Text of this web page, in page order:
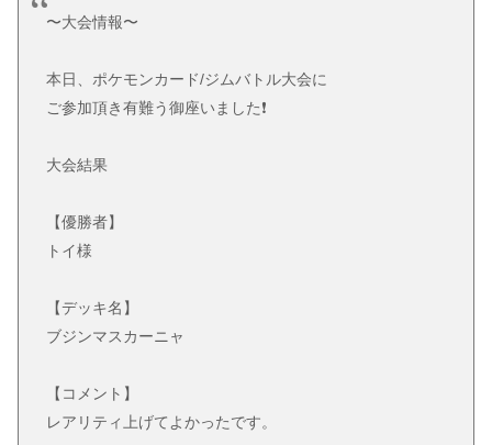
〜大会情報〜
本日、ポケモンカード/ジムバトル大会に
ご参加頂き有難う御座いました❗
大会結果
【優勝者】
トイ様
【デッキ名】
ブジンマスカーニャ
【コメント】
レアリティ上げてよかったです。